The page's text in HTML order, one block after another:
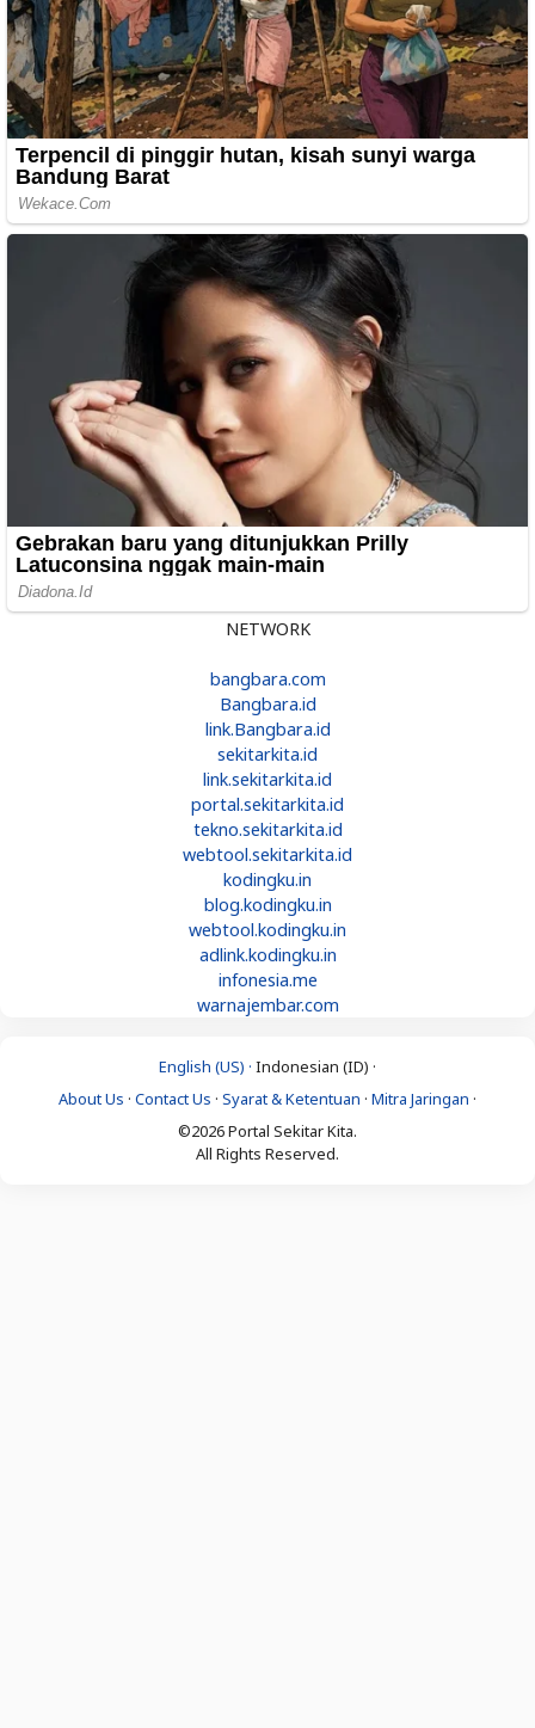
NETWORK
bangbara.com
Bangbara.id
link.Bangbara.id
sekitarkita.id
link.sekitarkita.id
portal.sekitarkita.id
tekno.sekitarkita.id
webtool.sekitarkita.id
kodingku.in
blog.kodingku.in
webtool.kodingku.in
adlink.kodingku.in
infonesia.me
warnajembar.com
English (US) · Indonesian (ID) ·
About Us · Contact Us · Syarat & Ketentuan · Mitra Jaringan ·
©2026 Portal Sekitar Kita.
All Rights Reserved.